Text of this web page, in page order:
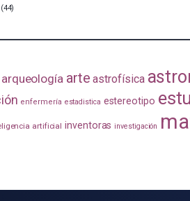
(44)
arqueología arte astrofísica
enfermería estadistica estereotipo
artificial inventoras investigación